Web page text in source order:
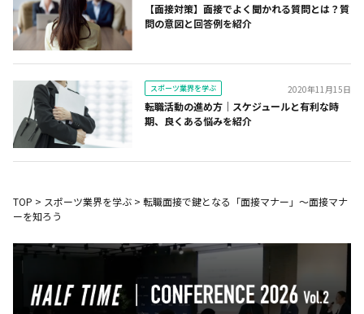
【面接対策】面接でよく聞かれる質問とは？質
問の意図と回答例を紹介
スポーツ業界を学ぶ 2020年11月15日
転職活動の進め方｜スケジュールと有利な時
期、良くある悩みを紹介
TOP > スポーツ業界を学ぶ > 転職面接で鍵となる「面接マナー」～面接マナ
ーを知ろう